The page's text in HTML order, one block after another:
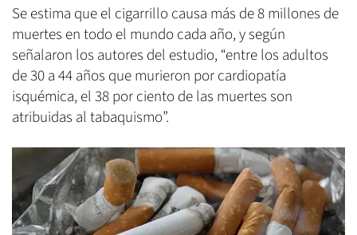
Se estima que el cigarrillo causa más de 8 millones de
muertes en todo el mundo cada año, y según
señalaron los autores del estudio, “entre los adultos
de 30 a 44 años que murieron por cardiopatía
isquémica, el 38 por ciento de las muertes son
atribuidas al tabaquismo”.